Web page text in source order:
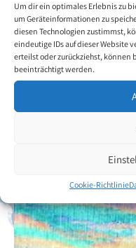
Um dir ein optimales Erlebnis zu
um Geräteinformationen zu
diesen Technologien zustimmst,
eindeutige IDs auf dieser Website
erteilst oder zurückziehst,
beeinträchtigt werden.
Cookie-Richtlinie
Heute lebt John Louw in
namens De Aor. Die Armut,
veranlasste ihn ein Heim
bietet dieses Heim rund 35
Zurück zur